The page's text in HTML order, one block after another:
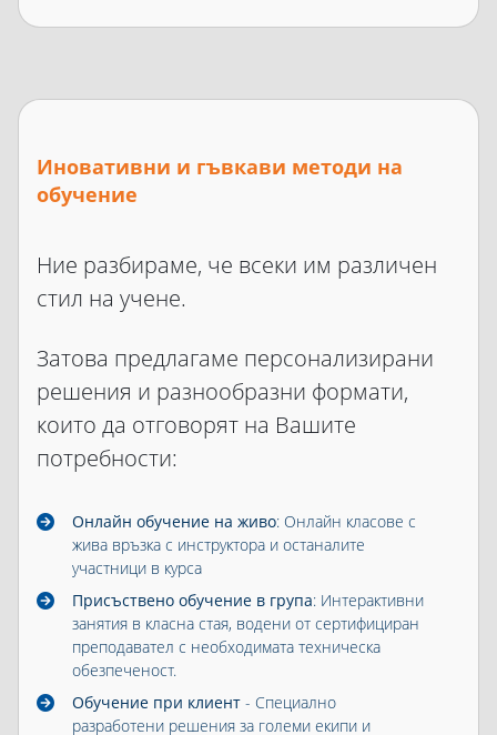
Иновативни и гъвкави методи на
обучение
Ние разбираме, че всеки им различен
стил на учене.
Затова предлагаме персонализирани
решения и разнообразни формати,
които да отговорят на Вашите
потребности:
Онлайн обучение на живо: Онлайн класове с
жива връзка с инструктора и останалите
участници в курса
Присъствено обучение в група: Интерактивни
занятия в класна стая, водени от сертифициран
преподавател с необходимата техническа
обезпеченост.
Обучение при клиент - Специално
разработени решения за големи екипи и